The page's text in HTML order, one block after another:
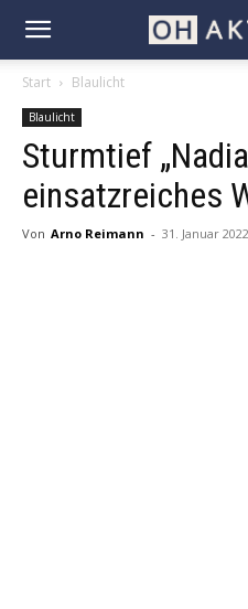
Start Blaulicht
Blaulicht
Sturmtief
einsatzreiches
Von Arno Reimann - 31. Januar